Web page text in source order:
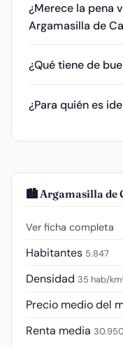
¿Merece la pena
Argamasilla de
¿Qué tiene de
¿Para quién es
🏙️ Argamasilla de
Ver ficha completa
Habitantes 5.847
Densidad 35 hab/
Precio medio del
Renta media